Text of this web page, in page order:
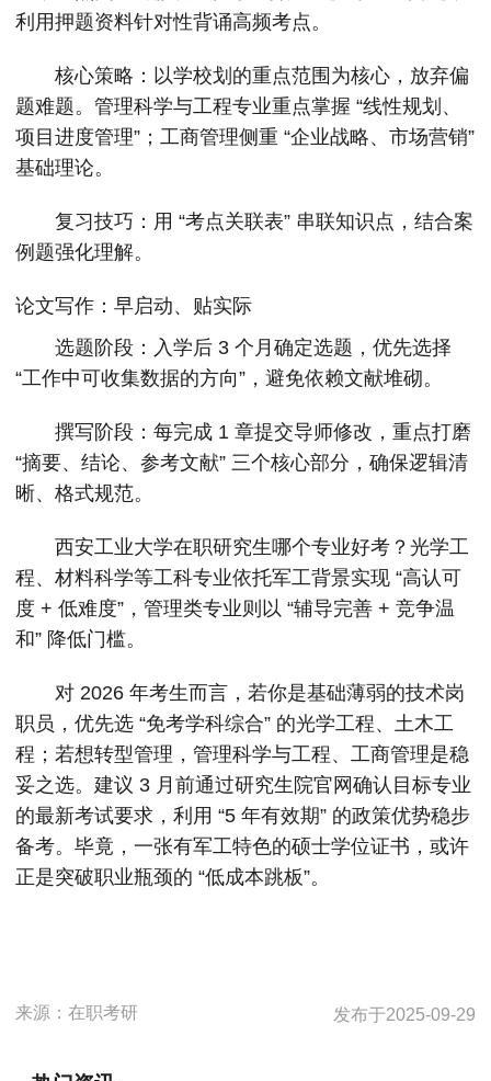
利用押题资料针对性背诵高频考点。
核心策略：以学校划的重点范围为核心，放弃偏
题难题。管理科学与工程专业重点掌握 “线性规划、
项目进度管理”；工商管理侧重 “企业战略、市场营销”
基础理论。
复习技巧：用 “考点关联表” 串联知识点，结合案
例题强化理解。
论文写作：早启动、贴实际
选题阶段：入学后 3 个月确定选题，优先选择
“工作中可收集数据的方向”，避免依赖文献堆砌。
撰写阶段：每完成 1 章提交导师修改，重点打磨
“摘要、结论、参考文献” 三个核心部分，确保逻辑清
晰、格式规范。
西安工业大学在职研究生哪个专业好考？光学工
程、材料科学等工科专业依托军工背景实现 “高认可
度 + 低难度”，管理类专业则以 “辅导完善 + 竞争温
和” 降低门槛。
对 2026 年考生而言，若你是基础薄弱的技术岗
职员，优先选 “免考学科综合” 的光学工程、土木工
程；若想转型管理，管理科学与工程、工商管理是稳
妥之选。建议 3 月前通过研究生院官网确认目标专业
的最新考试要求，利用 “5 年有效期” 的政策优势稳步
备考。毕竟，一张有军工特色的硕士学位证书，或许
正是突破职业瓶颈的 “低成本跳板”。
来源：在职考研 发布于2025-09-29